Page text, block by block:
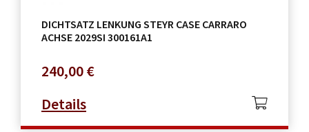
DICHTSATZ LENKUNG STEYR CASE CARRARO
ACHSE 2029SI 300161A1
240,00€
Details